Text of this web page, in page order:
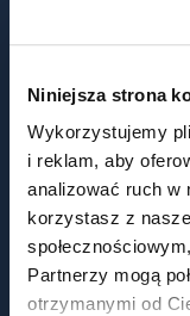
Niniejsza strona
Wykorzystujemy
i reklam, aby
analizować ruch w
korzystasz z
Partnerzy mogą
otrzymanymi od
paczki
sportowych
Poszukujemy
Główną
spółek. To
przestrzenią do
finansowe.